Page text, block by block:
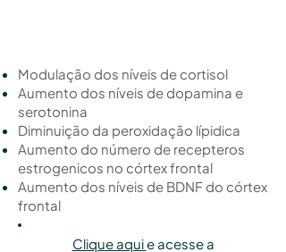
Modulação dos níveis de cortisol
Aumento dos níveis de dopamina e
serotonina
Diminuição da peroxidação lípidica
Aumento do número de recepteros
estrogenicos no córtex frontal
Aumento dos níveis de BDNF do córtex
frontal
Clique aquie acesse a